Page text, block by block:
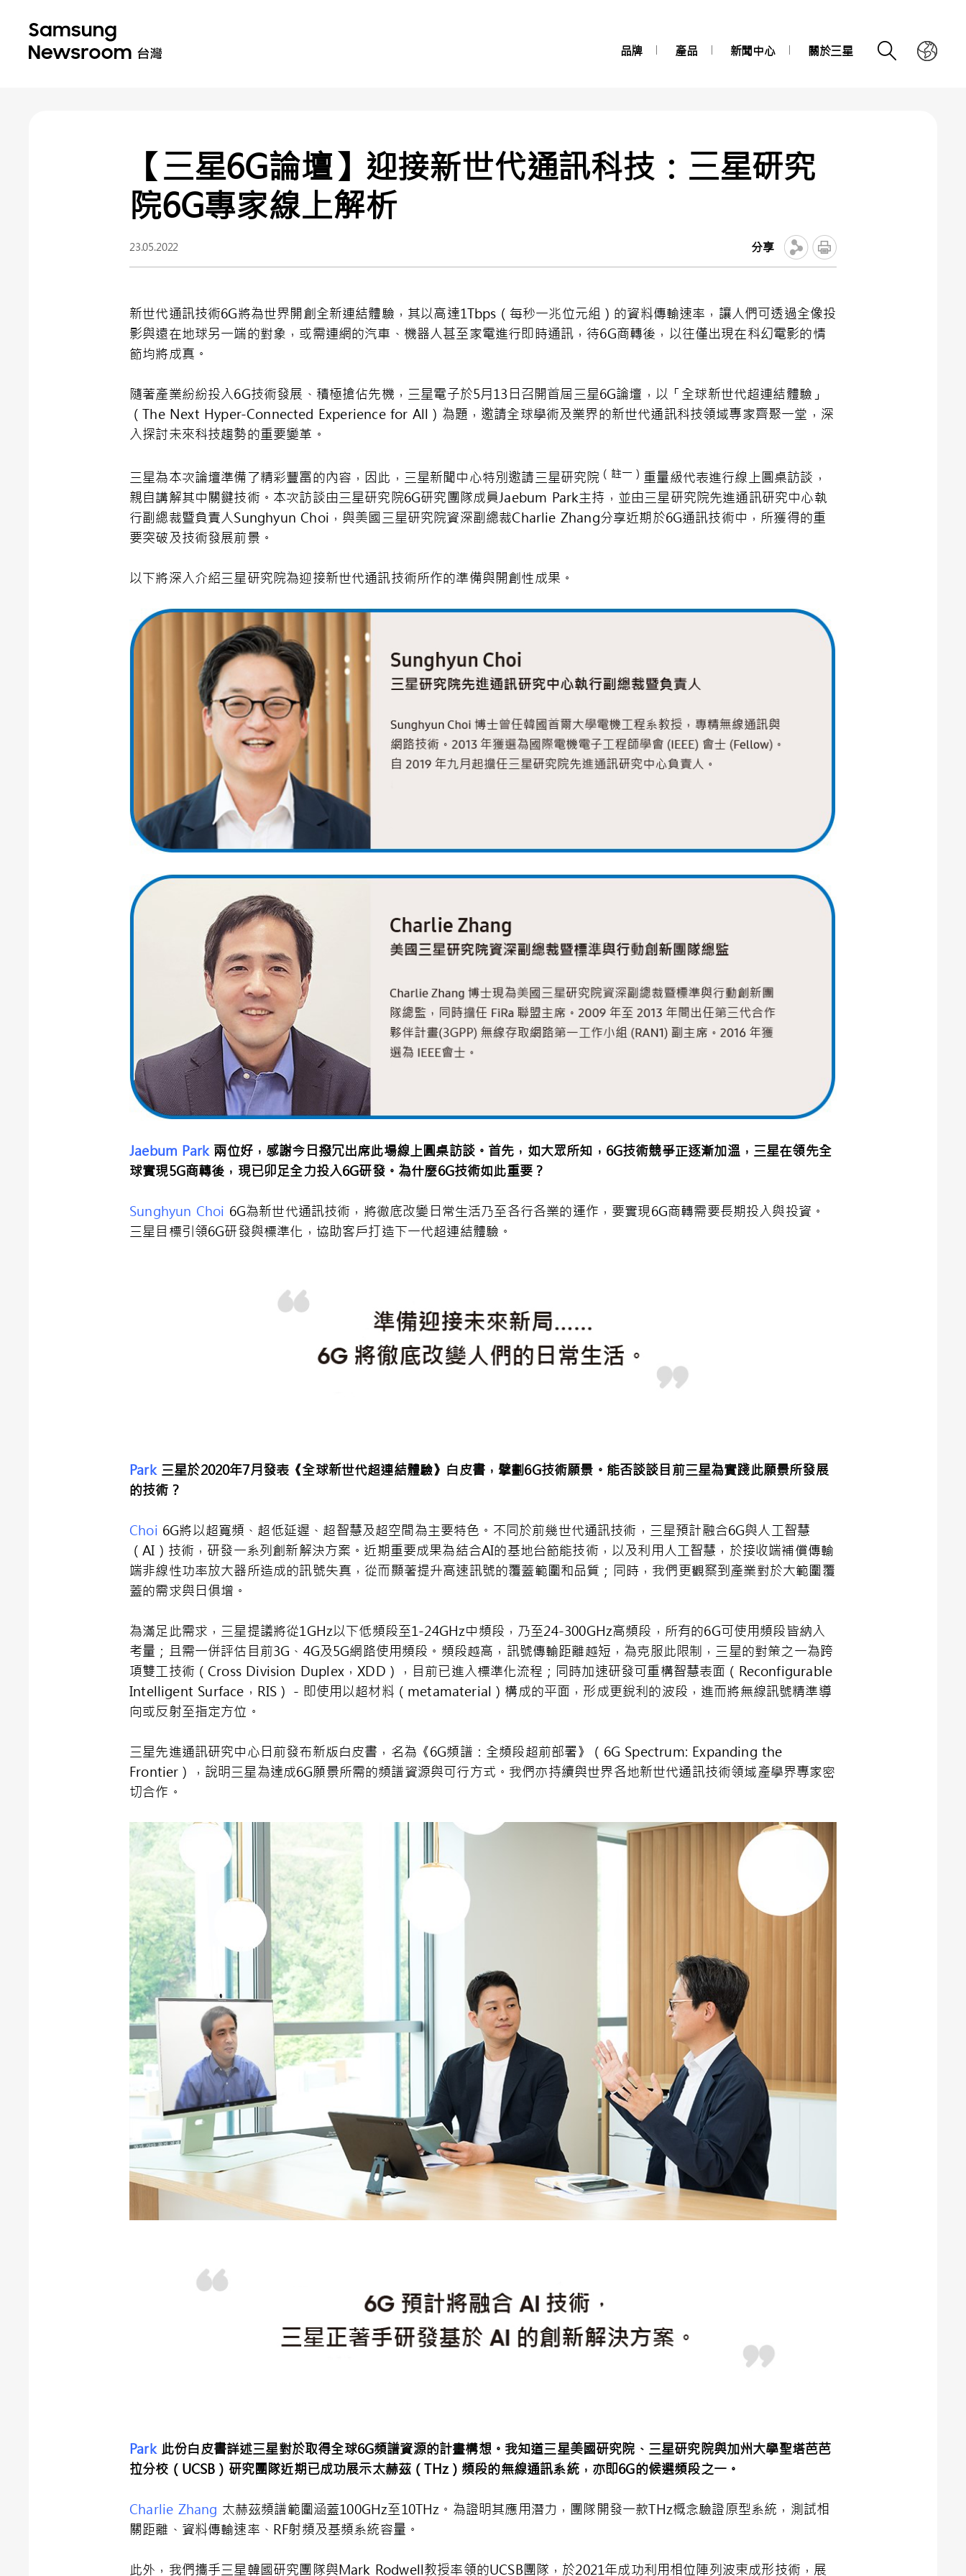
品牌 產品 新聞中心 關於三星
【三星6G論壇】迎接新世代通訊科技：三星研究
院6G專家線上解析
23.05.2022 分享
新世代通訊技術6G將為世界開創全新連結體驗，其以高達1Tbps （每秒一兆位元組）的資料傳輸速率，讓人們可透過全像投
影與遠在地球另一端的對象，或需連網的汽車、機器人甚至家電進行即時通訊，待6G商轉後，以往僅出現在科幻電影的情
節均將成真。
隨著產業紛紛投入6G技術發展、積極搶佔先機，三星電子於5月13 日召開首屆三星6G論壇，以「全球新世代超連結體驗」
（The Next Hyper-Connected Experience for All ）為題，邀請全球學術及業界的新世代通訊科技領域專家齊聚一堂，深
入探討未來科技趨勢的重要變革。
三星為本次論壇準備了精彩豐富的內容，因此，三星新聞中心特別邀請三星研究院 （註一） 重量級代表進行線上圓桌訪談，
親自講解其中關鍵技術。本次訪談由三星研究院6G研究團隊成員Jaebum Park主持，並由三星研究院先進通訊研究中心執
行副總裁暨負責人Sunghyun Choi ，與美國三星研究院資深副總裁Charlie Zhang分享近期於6G通訊技術中，所獲得的重
要突破及技術發展前景。
以下將深入介紹三星研究院為迎接新世代通訊技術所作的準備與開創性成果。
Jaebum Park 兩位好，感謝今日撥冗出席此場線上圓桌訪談。首先，如大眾所知， 6G技術競爭正逐漸加溫，三星在領先全
球實現5G商轉後，現已卯足全力投入6G研發。為什麼6G技術如此重要？
Sunghyun Choi 6G為新世代通訊技術，將徹底改變日常生活乃至各行各業的運作，要實現6G商轉需要長期投入與投資。
三星目標引領6G研發與標準化，協助客戶打造下一代超連結體驗。
Park 三星於2020年7月發表《全球新世代超連結體驗》白皮書，擘劃6G技術願景。能否談談目前三星為實踐此願景所發展
的技術？
Choi 6G將以超寬頻、超低延遲、超智慧及超空間為主要特色。不同於前幾世代通訊技術，三星預計融合6G與人工智慧
（AI）技術，研發一系列創新解決方案。近期重要成果為結合AI的基地台節能技術，以及利用人工智慧，於接收端補償傳輸
端非線性功率放大器所造成的訊號失真，從而顯著提升高速訊號的覆蓋範圍和品質；同時，我們更觀察到產業對於大範圍覆
蓋的需求與日俱增。
為滿足此需求，三星提議將從1GHz以下低頻段至1-24GHz中頻段，乃至24-300GHz高頻段，所有的6G可使用頻段皆納入
考量；且需一併評估目前3G、4G及5G網路使用頻段。頻段越高，訊號傳輸距離越短，為克服此限制，三星的對策之一為跨
項雙工技術（Cross Division Duplex，XDD），目前已進入標準化流程；同時加速研發可重構智慧表面（Reconfigurable
Intelligent Surface，RIS）－即使用以超材料（metamaterial）構成的平面，形成更銳利的波段，進而將無線訊號精準導
向或反射至指定方位。
三星先進通訊研究中心日前發布新版白皮書，名為《6G頻譜：全頻段超前部署》（6G Spectrum: Expanding the
Frontier），說明三星為達成6G願景所需的頻譜資源與可行方式。我們亦持續與世界各地新世代通訊技術領域產學界專家密
切合作。
Park 此份白皮書詳述三星對於取得全球6G頻譜資源的計畫構想。我知道三星美國研究院、三星研究院與加州大學聖塔芭芭
拉分校（ UCSB ）研究團隊近期已成功展示太赫茲（THz）頻段的無線通訊系統，亦即6G的候選頻段之一。
Charlie Zhang 太赫茲頻譜範圍涵蓋100GHz至10THz。為證明其應用潛力，團隊開發一款THz概念驗證原型系統，測試相
關距離、資料傳輸速率、RF射頻及基頻系統容量。
此外，我們攜手三星韓國研究團隊與Mark Rodwell教授率領的UCSB團隊，於2021年成功利用相位陣列波束成形技術，展